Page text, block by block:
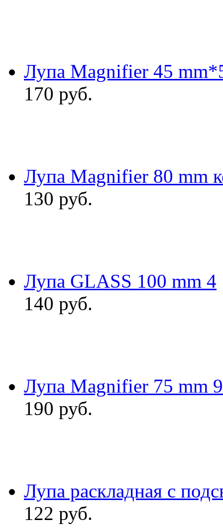
Лупа Magnifier 45
170 руб.
Лупа Magnifier 80 mm
130 руб.
Лупа GLASS 100 mm 4
140 руб.
Лупа Magnifier 75 mm
190 руб.
Лупа раскладная с
122 руб.